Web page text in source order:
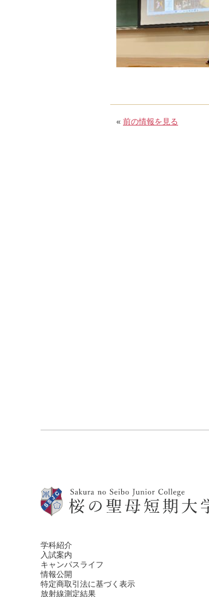
« 前の情報を見る
学科紹介
入試案内
キャンパスライフ
情報公開
特定商取引法に基づく表示
放射線測定結果